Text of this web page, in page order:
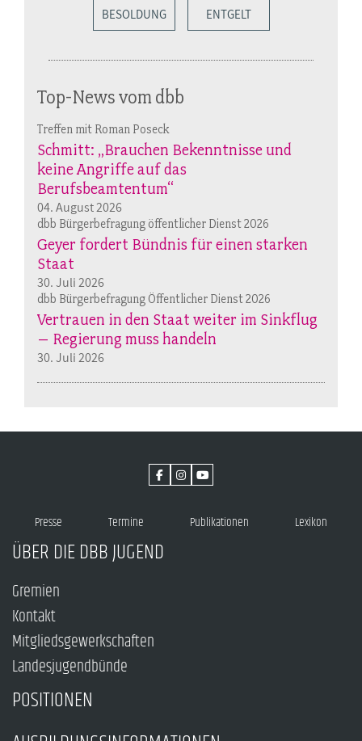
BESOLDUNG ENTGELT
Top-News vom dbb
Treffen mit Roman Poseck
Schmitt: „Brauchen Bekenntnisse und
keine Angriffe auf das
Berufsbeamtentum“
04. August 2026
dbb Bürgerbefragung öffentlicher Dienst 2026
Geyer fordert Bündnis für einen starken
Staat
30. Juli 2026
dbb Bürgerbefragung Öffentlicher Dienst 2026
Vertrauen in den Staat weiter im Sinkflug
– Regierung muss handeln
30. Juli 2026
Presse Termine Publikationen Lexikon
ÜBER DIE DBB JUGEND
Gremien
Kontakt
Mitgliedsgewerkschaften
Landesjugendbünde
POSITIONEN